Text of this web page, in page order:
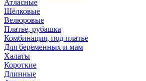
Атласные
Шёлковые
Велюровые
Платье, рубашка
Комбинация, под платье
Для беременных и мам
Халаты
Короткие
Длинные